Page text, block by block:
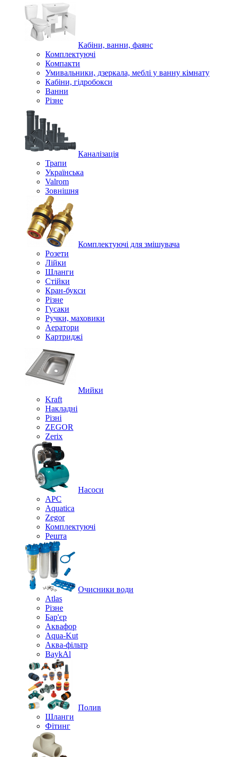
Кабіни, ванни, фаянс
Комплектуючі
Компакти
Умивальники, дзеркала, меблі у ванну кімнату
Кабіни, гідробокси
Ванни
Різне
Каналізація
Трапи
Українська
Valrom
Зовнішня
Комплектуючі для змішувача
Розети
Лійки
Шланги
Стійки
Кран-букси
Різне
Гусаки
Ручки, маховики
Аератори
Картриджі
Мийки
Kraft
Накладні
Різні
ZEGOR
Zerix
Насоси
APC
Aquatica
Zegor
Комплектуючі
Решта
Очисники води
Atlas
Різне
Бар'єр
Аквафор
Aqua-Kut
Аква-фільтр
BaykAl
Полив
Шланги
Фітинг